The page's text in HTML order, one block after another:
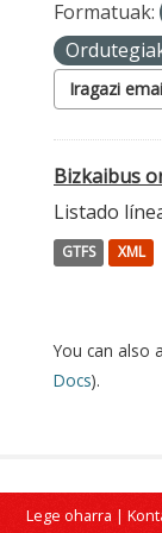
Formatuak:
Iragazi
Bizkaibus
Listado
GTFS XML
You can also
Docs).
Lege oharra |